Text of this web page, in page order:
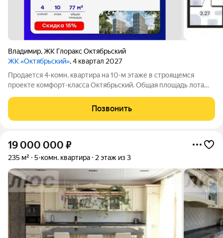
Владимир,ЖК Глоракс Октябрьский
ЖК «Октябрьский», 4 квартал 2027
Продается 4-комн. квартира на 10-м этаже в строящемся
проекте комфорт-класса Октябрьский. Общая площадь лота
жилую и 16,06 кв. м под кухонную зону. Номер квартиры - 550.
Преимущества
Позвонить
19 000 000 ₽
235 м² 5-комн. квартира 2 этаж из 3